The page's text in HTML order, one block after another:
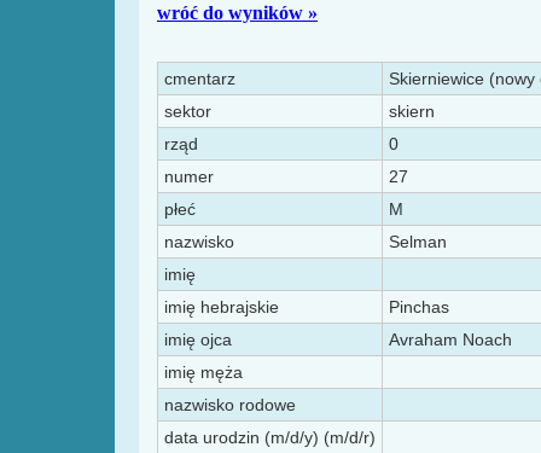
wróć do wyników »
cmentarz
Skierniewice
sektor
skiern
rząd
0
numer
27
płeć
M
nazwisko
Selman
imię
imię hebrajskie
Pinchas
imię ojca
Avraham Noach
imię męża
nazwisko rodowe
data urodzin (m/d/y) (m/d/r)